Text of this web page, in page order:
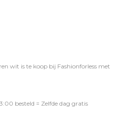
wit is te koop bij Fashionforless met
besteld = Zelfde dag gratis